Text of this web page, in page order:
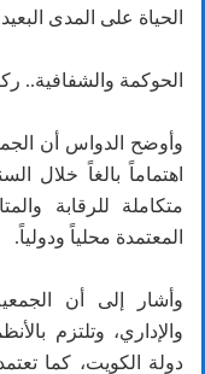
الحياة على المدى
الحوكمة والشفافية..
وأوضح الدواس أن
اهتماماً بالغاً خلال
متكاملة للرقابة
المعتمدة محلياً ودولياً.
وأشار إلى أن
والإداري، وتلتزم
دولة الكويت، كما